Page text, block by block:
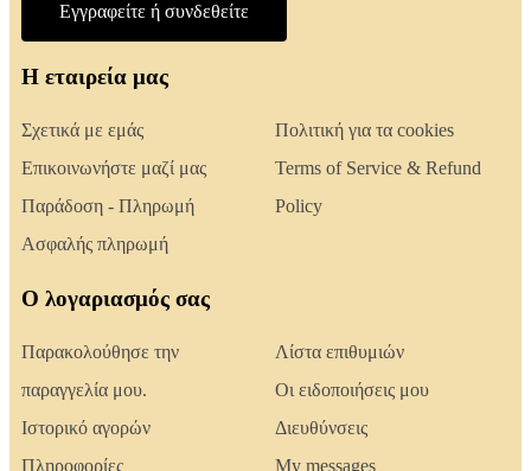
Εγγραφείτε ή συνδεθείτε
Η εταιρεία μας
Σχετικά με εμάς
Επικοινωνήστε μαζί μας
Παράδοση - Πληρωμή
Ασφαλής πληρωμή
Πολιτική για τα cookies
Terms of Service & Refund
Policy
Ο λογαριασμός σας
Παρακολούθησε την
παραγγελία μου.
Ιστορικό αγορών
Πληροφορίες
Λίστα επιθυμιών
Οι ειδοποιήσεις μου
Διευθύνσεις
My messages